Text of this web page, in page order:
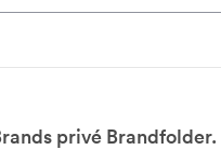
privé Brandfolder.